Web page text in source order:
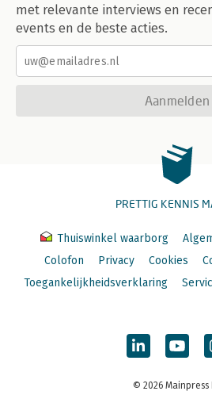
met relevante interviews en
events en de beste acties.
Aanmelden
PRETTIG KENNIS
Thuiswinkel waarborg
Colofon
Privacy Cookies
Toegankelijkheidsverklaring
© 2026 Mainpress